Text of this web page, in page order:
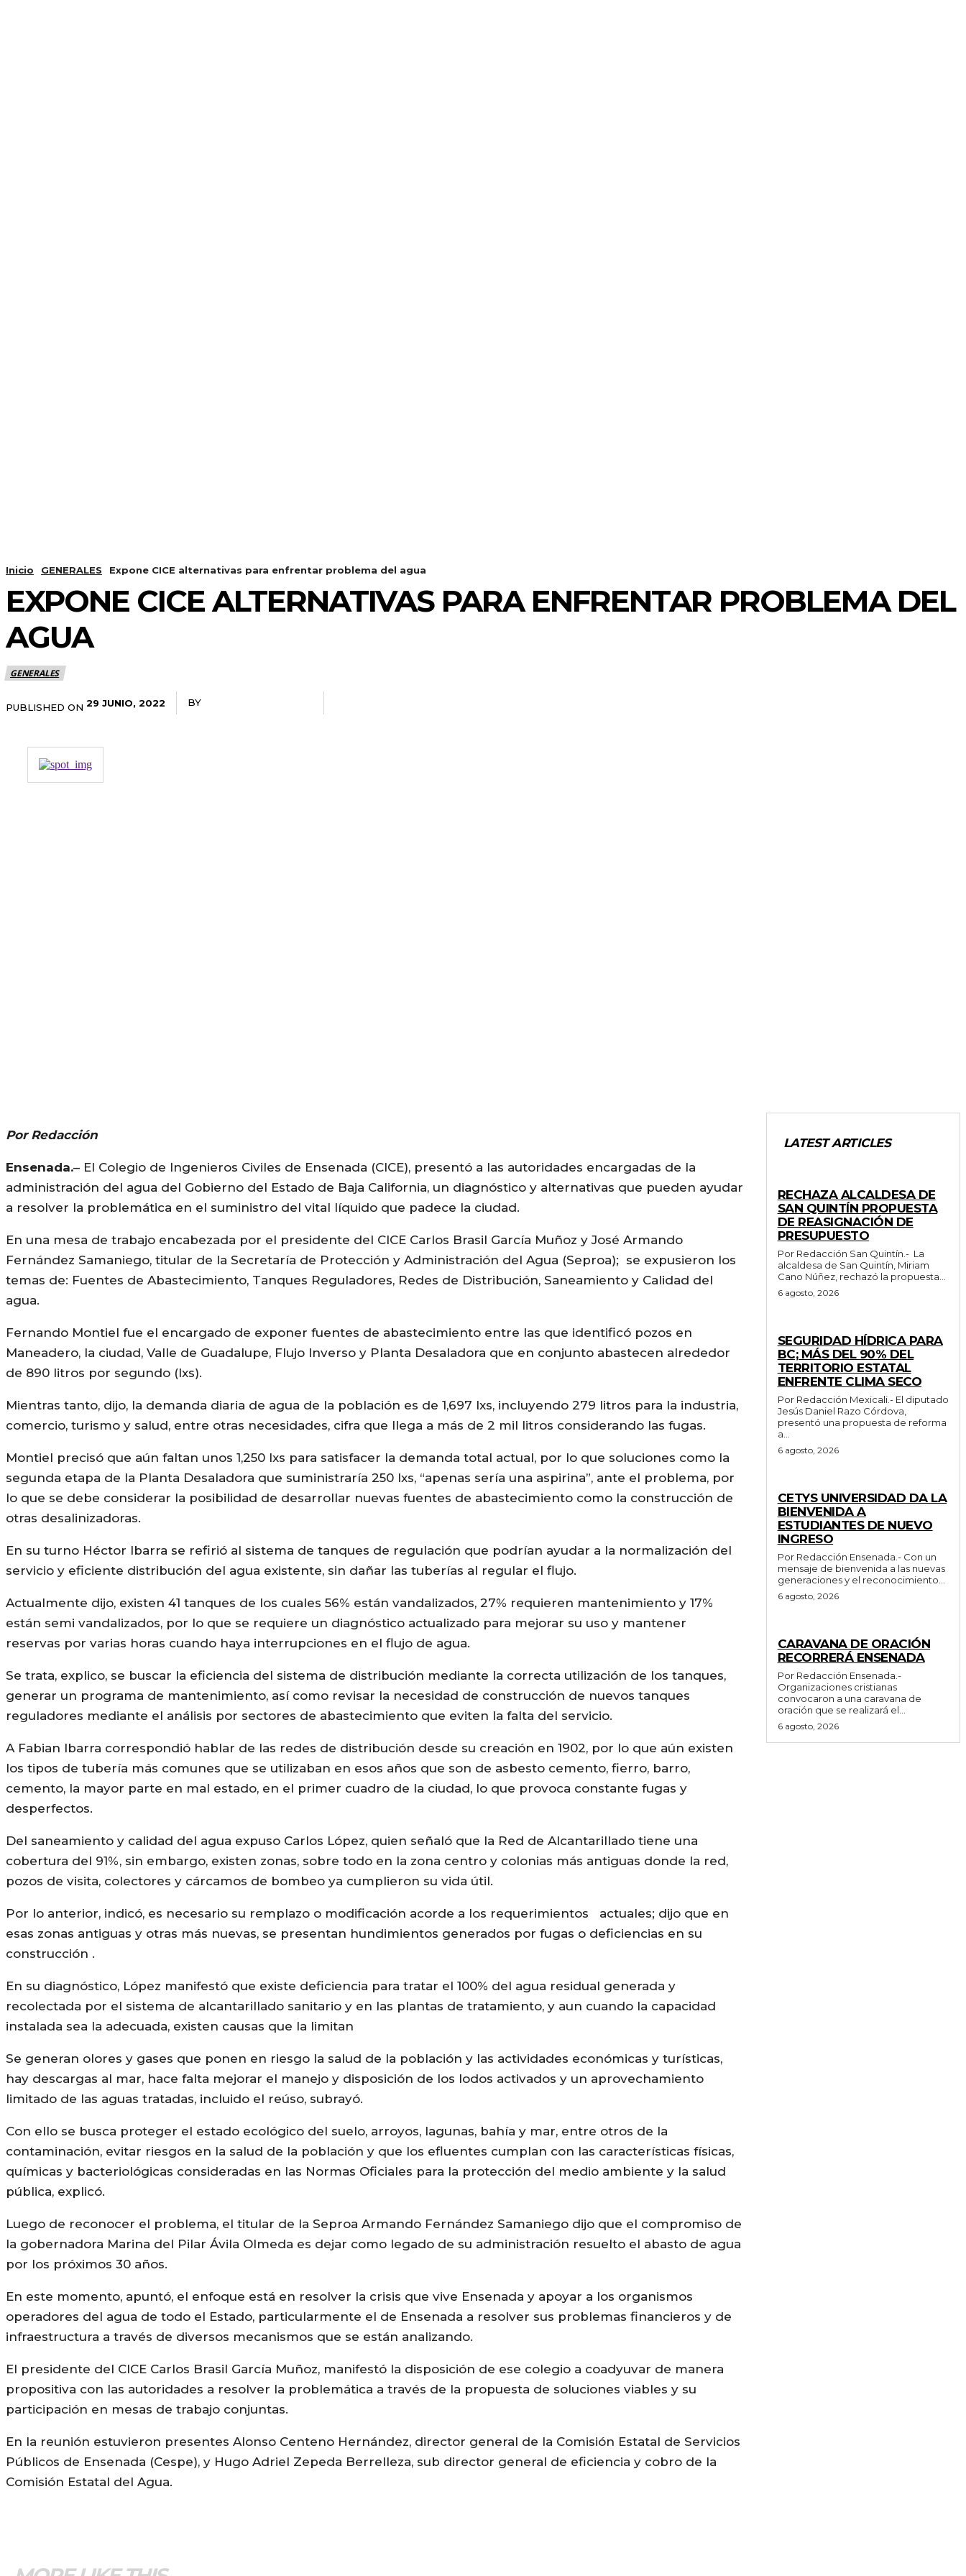
Inicio GENERALES Expone CICE alternativas para enfrentar problema del agua
EXPONE CICE ALTERNATIVAS PARA ENFRENTAR PROBLEMA DEL
AGUA
GENERALES
PUBLISHED ON 29 JUNIO, 2022 BY
Por Redacción
Ensenada.– El Colegio de Ingenieros Civiles de Ensenada (CICE), presentó a las autoridades encargadas de la
administración del agua del Gobierno del Estado de Baja California, un diagnóstico y alternativas que pueden ayudar
a resolver la problemática en el suministro del vital líquido que padece la ciudad.
En una mesa de trabajo encabezada por el presidente del CICE Carlos Brasil García Muñoz y José Armando
Fernández Samaniego, titular de la Secretaría de Protección y Administración del Agua (Seproa); se expusieron los
temas de: Fuentes de Abastecimiento, Tanques Reguladores, Redes de Distribución, Saneamiento y Calidad del
agua.
Fernando Montiel fue el encargado de exponer fuentes de abastecimiento entre las que identificó pozos en
Maneadero, la ciudad, Valle de Guadalupe, Flujo Inverso y Planta Desaladora que en conjunto abastecen alrededor
de 890 litros por segundo (lxs).
Mientras tanto, dijo, la demanda diaria de agua de la población es de 1,697 lxs, incluyendo 279 litros para la industria,
comercio, turismo y salud, entre otras necesidades, cifra que llega a más de 2 mil litros considerando las fugas.
Montiel precisó que aún faltan unos 1,250 lxs para satisfacer la demanda total actual, por lo que soluciones como la
segunda etapa de la Planta Desaladora que suministraría 250 lxs, “apenas sería una aspirina”, ante el problema, por
lo que se debe considerar la posibilidad de desarrollar nuevas fuentes de abastecimiento como la construcción de
otras desalinizadoras.
En su turno Héctor Ibarra se refirió al sistema de tanques de regulación que podrían ayudar a la normalización del
servicio y eficiente distribución del agua existente, sin dañar las tuberías al regular el flujo.
Actualmente dijo, existen 41 tanques de los cuales 56% están vandalizados, 27% requieren mantenimiento y 17%
están semi vandalizados, por lo que se requiere un diagnóstico actualizado para mejorar su uso y mantener
reservas por varias horas cuando haya interrupciones en el flujo de agua.
Se trata, explico, se buscar la eficiencia del sistema de distribución mediante la correcta utilización de los tanques,
generar un programa de mantenimiento, así como revisar la necesidad de construcción de nuevos tanques
reguladores mediante el análisis por sectores de abastecimiento que eviten la falta del servicio.
A Fabian Ibarra correspondió hablar de las redes de distribución desde su creación en 1902, por lo que aún existen
los tipos de tubería más comunes que se utilizaban en esos años que son de asbesto cemento, fierro, barro,
cemento, la mayor parte en mal estado, en el primer cuadro de la ciudad, lo que provoca constante fugas y
desperfectos.
Del saneamiento y calidad del agua expuso Carlos López, quien señaló que la Red de Alcantarillado tiene una
cobertura del 91%, sin embargo, existen zonas, sobre todo en la zona centro y colonias más antiguas donde la red,
pozos de visita, colectores y cárcamos de bombeo ya cumplieron su vida útil.
Por lo anterior, indicó, es necesario su remplazo o modificación acorde a los requerimientos actuales; dijo que en
esas zonas antiguas y otras más nuevas, se presentan hundimientos generados por fugas o deficiencias en su
construcción .
En su diagnóstico, López manifestó que existe deficiencia para tratar el 100% del agua residual generada y
recolectada por el sistema de alcantarillado sanitario y en las plantas de tratamiento, y aun cuando la capacidad
instalada sea la adecuada, existen causas que la limitan
Se generan olores y gases que ponen en riesgo la salud de la población y las actividades económicas y turísticas,
hay descargas al mar, hace falta mejorar el manejo y disposición de los lodos activados y un aprovechamiento
limitado de las aguas tratadas, incluido el reúso, subrayó.
Con ello se busca proteger el estado ecológico del suelo, arroyos, lagunas, bahía y mar, entre otros de la
contaminación, evitar riesgos en la salud de la población y que los efluentes cumplan con las características físicas,
químicas y bacteriológicas consideradas en las Normas Oficiales para la protección del medio ambiente y la salud
pública, explicó.
Luego de reconocer el problema, el titular de la Seproa Armando Fernández Samaniego dijo que el compromiso de
la gobernadora Marina del Pilar Ávila Olmeda es dejar como legado de su administración resuelto el abasto de agua
por los próximos 30 años.
En este momento, apuntó, el enfoque está en resolver la crisis que vive Ensenada y apoyar a los organismos
operadores del agua de todo el Estado, particularmente el de Ensenada a resolver sus problemas financieros y de
infraestructura a través de diversos mecanismos que se están analizando.
El presidente del CICE Carlos Brasil García Muñoz, manifestó la disposición de ese colegio a coadyuvar de manera
propositiva con las autoridades a resolver la problemática a través de la propuesta de soluciones viables y su
participación en mesas de trabajo conjuntas.
En la reunión estuvieron presentes Alonso Centeno Hernández, director general de la Comisión Estatal de Servicios
Públicos de Ensenada (Cespe), y Hugo Adriel Zepeda Berrelleza, sub director general de eficiencia y cobro de la
Comisión Estatal del Agua.
LATEST ARTICLES
RECHAZA ALCALDESA DE
SAN QUINTÍN PROPUESTA
DE REASIGNACIÓN DE
PRESUPUESTO
Por Redacción San Quintín.- La
alcaldesa de San Quintín, Miriam
Cano Núñez, rechazó la propuesta...
6 agosto, 2026
SEGURIDAD HÍDRICA PARA
BC; MÁS DEL 90% DEL
TERRITORIO ESTATAL
ENFRENTE CLIMA SECO
Por Redacción Mexicali.- El diputado
Jesús Daniel Razo Córdova,
presentó una propuesta de reforma
a...
6 agosto, 2026
CETYS UNIVERSIDAD DA LA
BIENVENIDA A
ESTUDIANTES DE NUEVO
INGRESO
Por Redacción Ensenada.- Con un
mensaje de bienvenida a las nuevas
generaciones y el reconocimiento...
6 agosto, 2026
CARAVANA DE ORACIÓN
RECORRERÁ ENSENADA
Por Redacción Ensenada.-
Organizaciones cristianas
convocaron a una caravana de
oración que se realizará el...
6 agosto, 2026